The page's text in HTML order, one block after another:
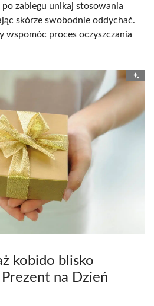
po zabiegu unikaj stosowania
skórze swobodnie oddychać.
wspomóc proces oczyszczania
kobido blisko
na Dzień